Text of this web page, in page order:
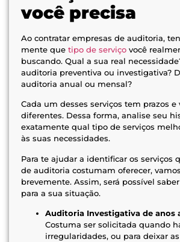
você precisa
Ao contratar empresas de auditoria,
mente que tipo de serviço você
buscando. Qual a sua real
auditoria preventiva ou investigativa?
auditoria anual ou mensal?
Cada um desses serviços tem prazos e
diferentes. Dessa forma, analise seu
exatamente qual tipo de serviços
às suas necessidades.
Para te ajudar a identificar os serviços
de auditoria costumam oferecer,
brevemente. Assim, será possível
para a sua situação.
Auditoria Investigativa de anos
Costuma ser solicitada quando
irregularidades, ou para deixar